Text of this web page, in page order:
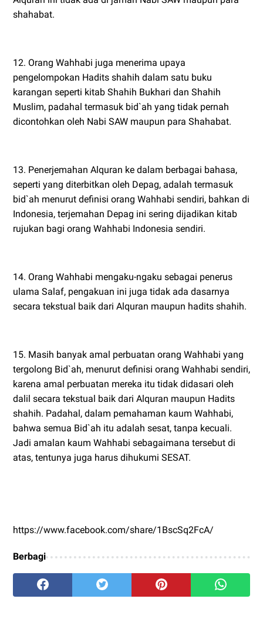
shahabat.
12. Orang Wahhabi juga menerima upaya
pengelompokan Hadits shahih dalam satu buku
karangan seperti kitab Shahih Bukhari dan Shahih
Muslim, padahal termasuk bid`ah yang tidak pernah
dicontohkan oleh Nabi SAW maupun para Shahabat.
13. Penerjemahan Alquran ke dalam berbagai bahasa,
seperti yang diterbitkan oleh Depag, adalah termasuk
bid`ah menurut definisi orang Wahhabi sendiri, bahkan di
Indonesia, terjemahan Depag ini sering dijadikan kitab
rujukan bagi orang Wahhabi Indonesia sendiri.
14. Orang Wahhabi mengaku-ngaku sebagai penerus
ulama Salaf, pengakuan ini juga tidak ada dasarnya
secara tekstual baik dari Alquran maupun hadits shahih.
15. Masih banyak amal perbuatan orang Wahhabi yang
tergolong Bid`ah, menurut definisi orang Wahhabi sendiri,
karena amal perbuatan mereka itu tidak didasari oleh
dalil secara tekstual baik dari Alquran maupun Hadits
shahih. Padahal, dalam pemahaman kaum Wahhabi,
bahwa semua Bid`ah itu adalah sesat, tanpa kecuali.
Jadi amalan kaum Wahhabi sebagaimana tersebut di
atas, tentunya juga harus dihukumi SESAT.
https://www.facebook.com/share/1BscSq2FcA/
Berbagi